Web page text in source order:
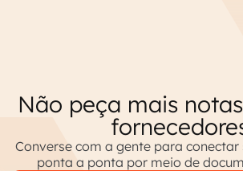
Não peça mais
Converse com a gente para
ponta a ponta por meio de